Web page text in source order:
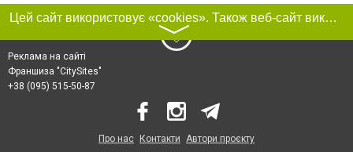
Цей сайт використовує «cookies». Також веб-сайт використовує інтернет-сервіс для збору технічних даних стосовно відвідувачів з метою отримання маркетингової та статистичної інформації. Умови обробки даних відвідувачів сайту див.
〉
Реклама на сайті
Франшиза "CitySites"
+38 (095) 515-50-87
Про нас Контакти Автори проєкту